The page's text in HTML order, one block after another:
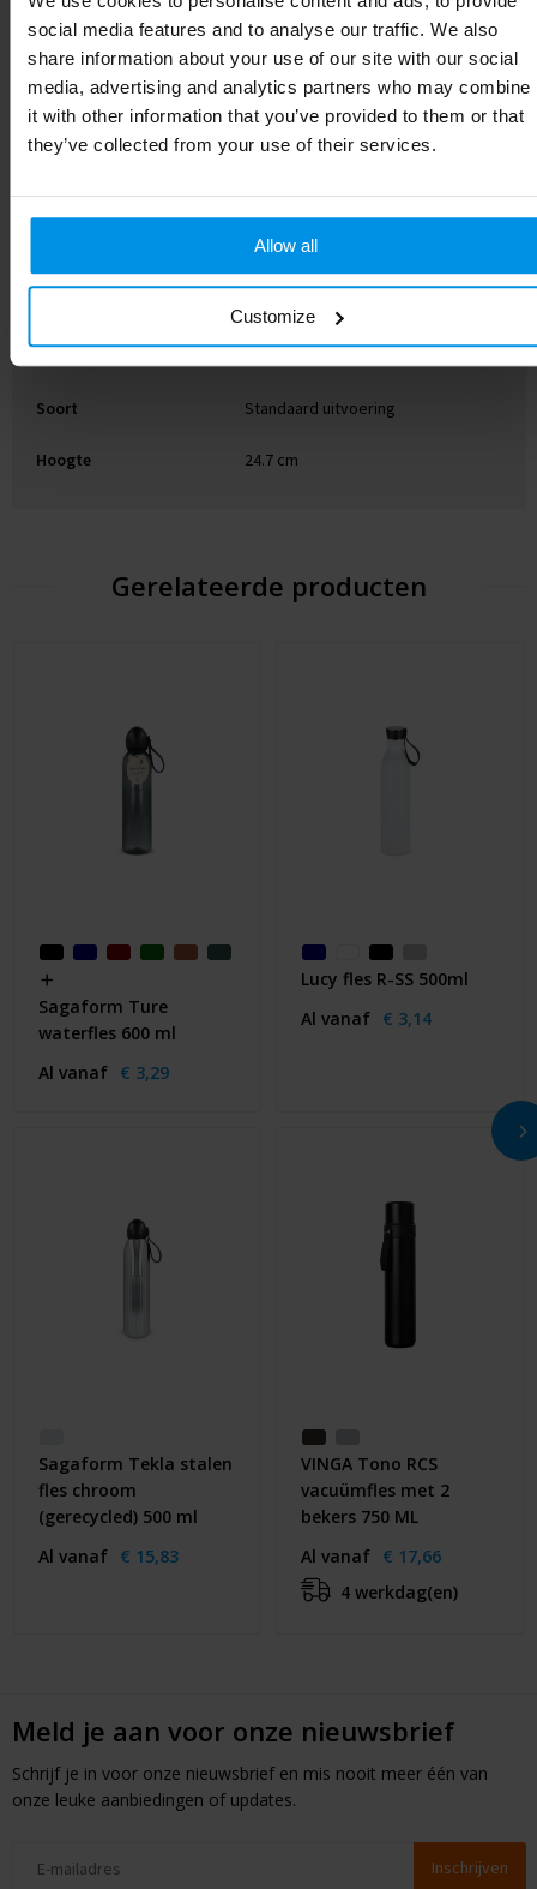
social media features and to analyse our traffic. We also
share information about your use of our site with our social
media, advertising and analytics partners who may combine
it with other information that you’ve provided to them or that
they’ve collected from your use of their services.
Allow all
Customize
EAN-code 8719446088474
Diameter 7.5 cm
Merk Contigo
Gewicht 184 g
# Geen maat
PP, Tritan
Soort Standaard uitvoering
Hoogte 24.7 cm
Gerelateerde producten
Sagaform Ture
waterfles 600 ml
Al vanaf € 3,29
Lucy fles R-SS 500ml
Al vanaf € 3,14
Sagaform Tekla stalen
fles chroom
(gerecycled) 500 ml
Al vanaf € 15,83
VINGA Tono RCS
vacuümfles met 2
bekers 750 ML
Al vanaf € 17,66
4 werkdag(en)
Meld je aan voor onze nieuwsbrief
Schrijf je in voor onze nieuwsbrief en mis nooit meer één van
onze leuke aanbiedingen of updates.